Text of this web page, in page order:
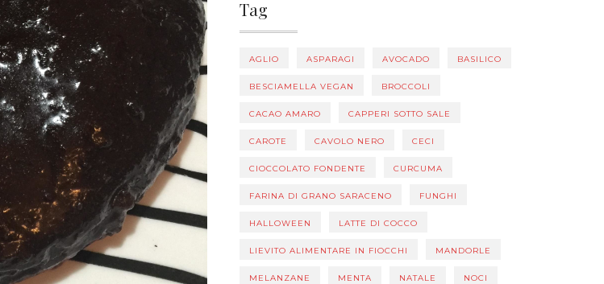
Tag
AGLIO ASPARAGI AVOCADO BASILICO
BESCIAMELLA VEGAN BROCCOLI
CACAO AMARO CAPPERI SOTTO SALE
CAROTE CAVOLO NERO CECI
CIOCCOLATO FONDENTE CURCUMA
FARINA DI GRANO SARACENO FUNGHI
HALLOWEEN LATTE DI COCCO
LIEVITO ALIMENTARE IN FIOCCHI MANDORLE
MELANZANE MENTA NATALE NOCI